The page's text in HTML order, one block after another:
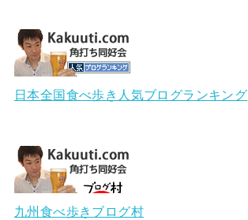
日本全国食べ歩き人気ブログランキング
九州食べ歩きブログ村